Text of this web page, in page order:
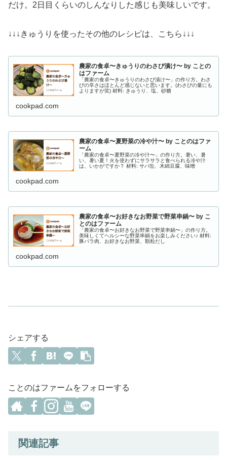
だけ。2日目くらいのしんなりした感じも美味しいです。
↓↓↓きゅうりを使ったその他のレシピは、こちら↓↓↓
農家の食卓〜きゅうりのわさび漬け〜 by ことの
はファーム
「農家の食卓〜きゅうりのわさび漬け〜」の作り方。わさ
びの辛さはほとんど感じないと思います。(わさびの量にも
よりますが笑) 材料: きゅうり、塩、砂糖
cookpad.com
農家の食卓〜夏野菜の冷や汁〜 by ことのはファ
ーム
「農家の食卓〜夏野菜の冷や汁〜」の作り方。暑い、暑
い、暑い夏！火を使わずにサラサラと食べられる冷や汁
は、いかがですか？ 材料: サバ缶、木綿豆腐、味噌
cookpad.com
農家の食卓〜お好きなお野菜で野菜串鍋〜 by こ
とのはファーム
「農家の食卓〜お好きなお野菜で野菜串鍋〜」の作り方。
美味しくてヘルシーな野菜串鍋をお楽しみください♪ 材料:
豚バラ肉、お好きなお野菜、顆粒だし
cookpad.com
シェアする
ことのはファームをフォローする
関連記事